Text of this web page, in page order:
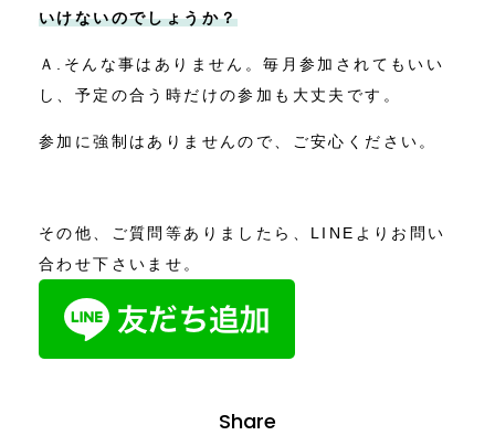
いけないのでしょうか？
Ａ.そんな事はありません。毎月参加されてもいい
し、予定の合う時だけの参加も大丈夫です。
参加に強制はありませんので、ご安心ください。
その他、ご質問等ありましたら、LINEよりお問い
合わせ下さいませ。